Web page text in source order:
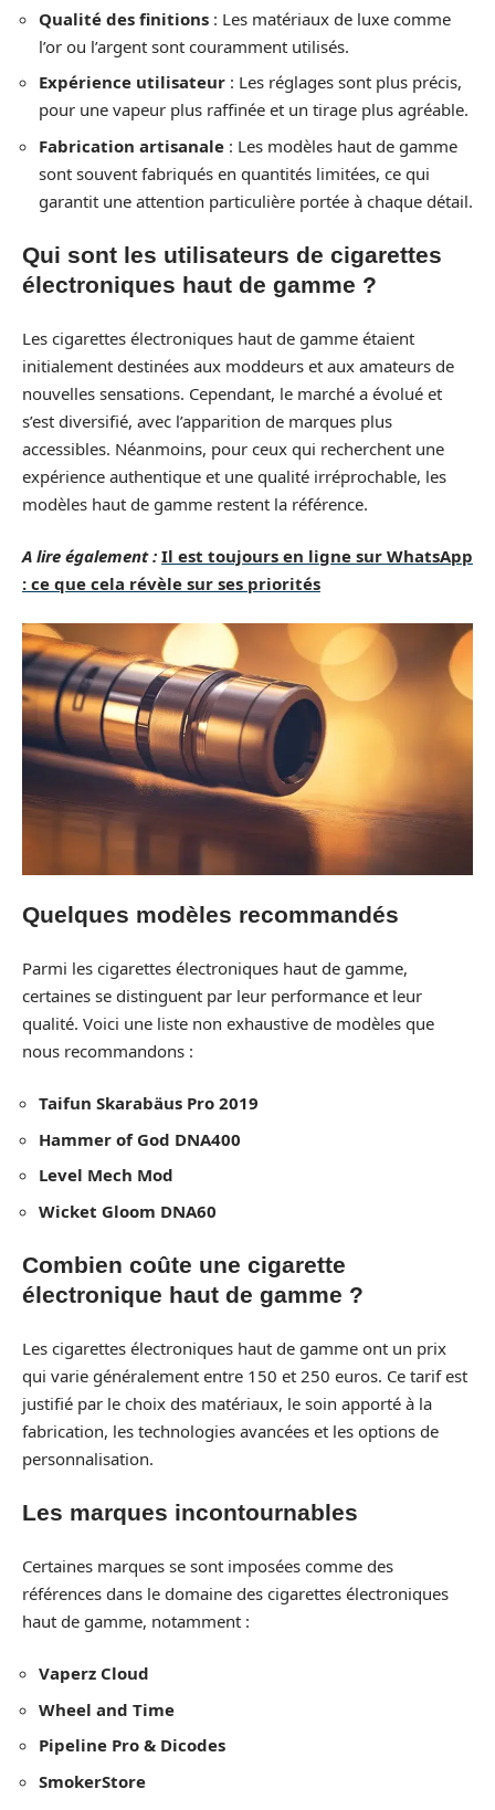
Qualité des finitions : Les matériaux de luxe comme
l’or ou l’argent sont couramment utilisés.
Expérience utilisateur : Les réglages sont plus précis,
pour une vapeur plus raffinée et un tirage plus agréable.
Fabrication artisanale : Les modèles haut de gamme
sont souvent fabriqués en quantités limitées, ce qui
garantit une attention particulière portée à chaque détail.
Qui sont les utilisateurs de cigarettes
électroniques haut de gamme ?
Les cigarettes électroniques haut de gamme étaient
initialement destinées aux moddeurs et aux amateurs de
nouvelles sensations. Cependant, le marché a évolué et
s’est diversifié, avec l’apparition de marques plus
accessibles. Néanmoins, pour ceux qui recherchent une
expérience authentique et une qualité irréprochable, les
modèles haut de gamme restent la référence.
A lire également : Il est toujours en ligne sur WhatsApp
: ce que cela révèle sur ses priorités
Quelques modèles recommandés
Parmi les cigarettes électroniques haut de gamme,
certaines se distinguent par leur performance et leur
qualité. Voici une liste non exhaustive de modèles que
nous recommandons :
Taifun Skarabäus Pro 2019
Hammer of God DNA400
Level Mech Mod
Wicket Gloom DNA60
Combien coûte une cigarette
électronique haut de gamme ?
Les cigarettes électroniques haut de gamme ont un prix
qui varie généralement entre 150 et 250 euros. Ce tarif est
justifié par le choix des matériaux, le soin apporté à la
fabrication, les technologies avancées et les options de
personnalisation.
Les marques incontournables
Certaines marques se sont imposées comme des
références dans le domaine des cigarettes électroniques
haut de gamme, notamment :
Vaperz Cloud
Wheel and Time
Pipeline Pro & Dicodes
SmokerStore